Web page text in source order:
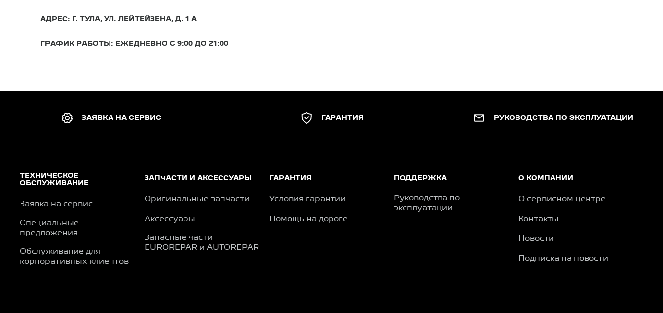
АДРЕС: Г. ТУЛА, УЛ. ЛЕЙТЕЙЗЕНА, Д. 1 А
ГРАФИК РАБОТЫ: ЕЖЕДНЕВНО С 9:00 ДО 21:00
ЗАЯВКА НА СЕРВИС ГАРАНТИЯ РУКОВОДСТВА ПО ЭКСПЛУАТАЦИИ
ТЕХНИЧЕСКОЕ
ОБСЛУЖИВАНИЕ
Заявка на сервис
Специальные
предложения
Обслуживание для
корпоративных клиентов
ЗАПЧАСТИ И АКСЕССУАРЫ
Оригинальные запчасти
Аксессуары
Запасные части
EUROREPAR и AUTOREPAR
ГАРАНТИЯ
Условия гарантии
Помощь на дороге
ПОДДЕРЖКА
Руководства по
эксплуатации
О КОМПАНИИ
О сервисном центре
Контакты
Новости
Подписка на новости